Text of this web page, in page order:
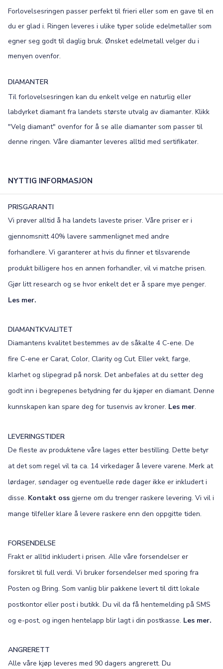
Old English Bookman
Colonna Edwardian
Script MT
Forlovelsesringen passer perfekt til frieri eller som en gave til en
du er glad i. Ringen leveres i ulike typer solide edelmetaller som
egner seg godt til daglig bruk. Ønsket edelmetall velger du i
menyen ovenfor.
DIAMANTER
Til forlovelsesringen kan du enkelt velge en naturlig eller
labdyrket diamant fra landets største utvalg av diamanter. Klikk
"Velg diamant" ovenfor for å se alle diamanter som passer til
denne ringen. Våre diamanter leveres alltid med sertifikater.
NYTTIG INFORMASJON
PRISGARANTI
Vi prøver alltid å ha landets laveste priser. Våre priser er i
gjennomsnitt 40% lavere sammenlignet med andre
forhandlere. Vi garanterer at hvis du finner et tilsvarende
produkt billigere hos en annen forhandler, vil vi matche prisen.
Gjør litt research og se hvor enkelt det er å spare mye penger.
Les mer.
DIAMANTKVALITET
Diamantens kvalitet bestemmes av de såkalte 4 C-ene. De
fire C-ene er Carat, Color, Clarity og Cut. Eller vekt, farge,
klarhet og slipegrad på norsk. Det anbefales at du setter deg
godt inn i begrepenes betydning før du kjøper en diamant. Denne
kunnskapen kan spare deg for tusenvis av kroner. Les mer.
LEVERINGSTIDER
De fleste av produktene våre lages etter bestilling. Dette betyr
at det som regel vil ta ca. 14 virkedager å levere varene. Merk at
lørdager, søndager og eventuelle røde dager ikke er inkludert i
disse. Kontakt oss gjerne om du trenger raskere levering. Vi vil i
mange tilfeller klare å levere raskere enn den oppgitte tiden.
FORSENDELSE
Frakt er alltid inkludert i prisen. Alle våre forsendelser er
forsikret til full verdi. Vi bruker forsendelser med sporing fra
Posten og Bring. Som vanlig blir pakkene levert til ditt lokale
postkontor eller post i butikk. Du vil da få hentemelding på SMS
og e-post, og ingen hentelapp blir lagt i din postkasse. Les mer.
ANGRERETT
Alle våre kjøp leveres med 90 dagers angrerett. Du